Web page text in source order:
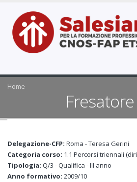
Home
Fresatore
Delegazione-CFP: Roma - Teresa Gerini
Categoria corso: 1.1 Percorsi triennali
Tipologia: Q/3 - Qualifica - III anno
Anno formativo: 2009/10